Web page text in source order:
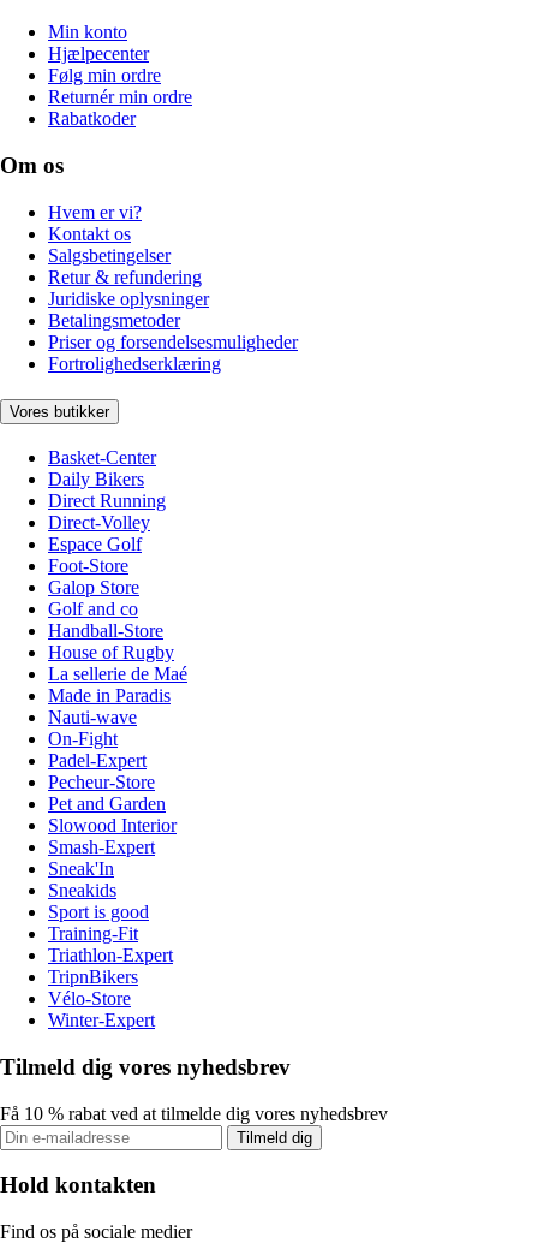
Min konto
Hjælpecenter
Følg min ordre
Returnér min ordre
Rabatkoder
Om os
Hvem er vi?
Kontakt os
Salgsbetingelser
Retur & refundering
Juridiske oplysninger
Betalingsmetoder
Priser og forsendelsesmuligheder
Fortrolighedserklæring
Vores butikker
Basket-Center
Daily Bikers
Direct Running
Direct-Volley
Espace Golf
Foot-Store
Galop Store
Golf and co
Handball-Store
House of Rugby
La sellerie de Maé
Made in Paradis
Nauti-wave
On-Fight
Padel-Expert
Pecheur-Store
Pet and Garden
Slowood Interior
Smash-Expert
Sneak'In
Sneakids
Sport is good
Training-Fit
Triathlon-Expert
TripnBikers
Vélo-Store
Winter-Expert
Tilmeld dig vores nyhedsbrev
Få 10 % rabat ved at tilmelde dig vores nyhedsbrev
Tilmeld dig
Hold kontakten
Find os på sociale medier